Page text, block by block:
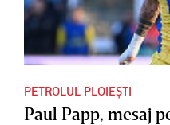
PETROLUL PLOIEȘTI
Paul Papp, mesaj